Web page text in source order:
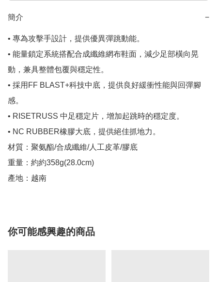
簡介 −
• 專為攻擊手設計，提供優異彈跳動能。
• 能量鎖定系統搭配合成纖維網布鞋面，減少足部橫向晃
動，兼具整體包覆與穩定性。
• 採用FF BLAST+科技中底，提供良好緩衝性能與回彈腳
感。
• RISETRUSS 中足穩定片，增加起跳時的穩定度。
• NC RUBBER橡膠大底，提供絕佳抓地力。
材質：聚氨酯/合成纖維/人工皮革/膠底
重量：約約358g(28.0cm)
產地：越南
你可能感興趣的商品